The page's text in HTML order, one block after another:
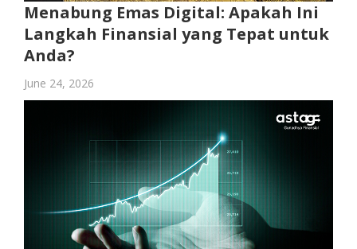
Menabung Emas Digital: Apakah Ini
Langkah Finansial yang Tepat untuk
Anda?
June 24, 2026